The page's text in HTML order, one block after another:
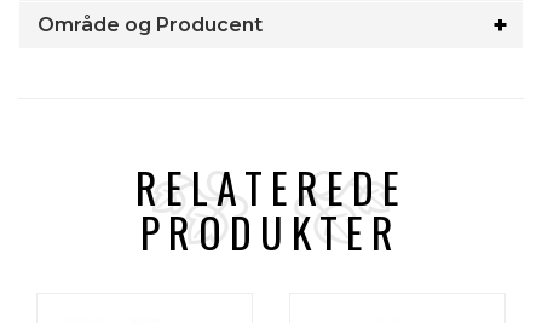
Område og Producent
RELATEREDE
PRODUKTER